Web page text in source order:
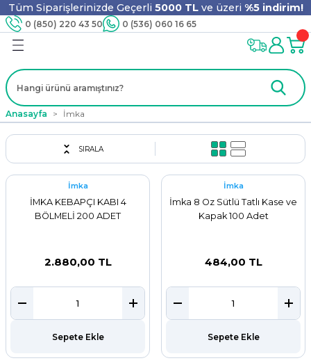
Tüm Siparişlerinizde Geçerli 5000 TLve üzeri %5 indirim!
0 (850) 220 43 50 0 (536) 060 16 65
Geri Dön
Geri Dön
Ürünleri
Geri Dön
Geri Dön
Tahta Karıştırıcı
Geri Dön
Geri Dön
Geri Dön
Geri Dön
Anasayfa İmka
SIRALA
İmka
İMKA KEBAPÇI KABI 4
BÖLMELİ 200 ADET
2.880,00 TL
Sepete Ekle
İmka
İmka 8 Oz Sütlü Tatlı Kase ve
Kapak 100 Adet
484,00 TL
Sepete Ekle